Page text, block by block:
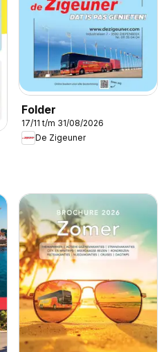
Folder
17/11 t/m 31/08/2026
De Zigeuner